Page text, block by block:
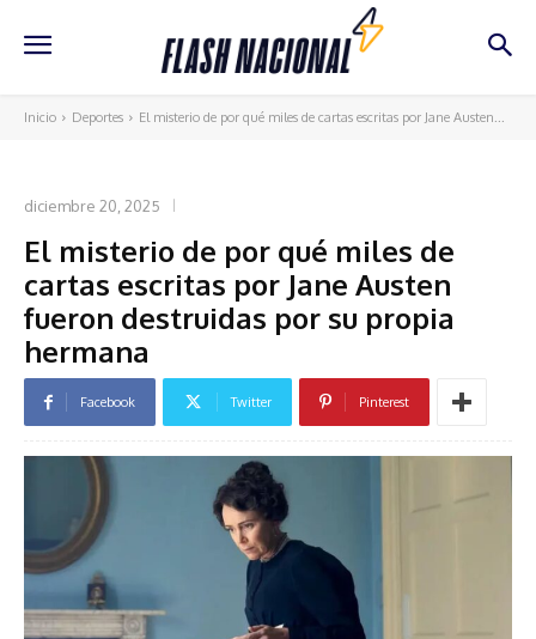
Inicio Deportes El misterio de por qué miles de cartas escritas por Jane Austen...
diciembre 20, 2025
El misterio de por qué miles de
cartas escritas por Jane Austen
fueron destruidas por su propia
hermana
Facebook Twitter Pinterest